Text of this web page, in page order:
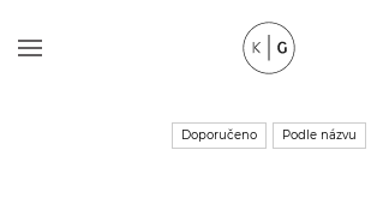
Doporučeno Podle názvu